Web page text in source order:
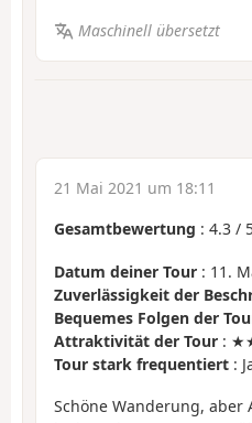
Maschinell übersetzt
21 Mai 2021 um 18:11
Gesamtbewertung : 4.3 /
Datum deiner Tour : 11.
Zuverlässigkeit der
Bequemes Folgen der
Attraktivität der Tour :
Tour stark frequentiert :
Schöne Wanderung, aber